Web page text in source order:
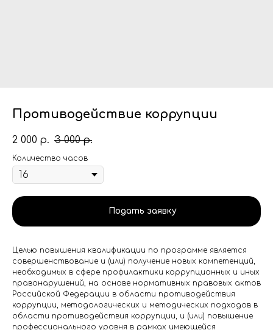
Противодействие коррупции
2 000 р. 3 000 р.
Количество часов
Подать заявку
Целью повышения квалификации по программе является
совершенствование и (или) получение новых компетенций,
необходимых в сфере профилактики коррупционных и иных
правонарушений, на основе нормативных правовых актов
Российской Федерации в области противодействия
коррупции, методологических и методических подходов в
области противодействия коррупции, и (или) повышение
профессионального уровня в рамках имеющейся